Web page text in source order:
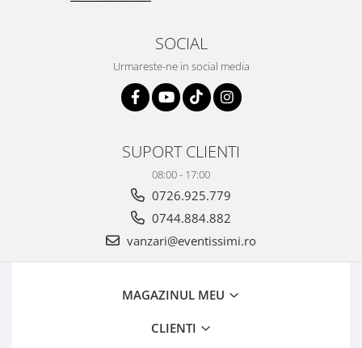
SOCIAL
Urmareste-ne in social media
SUPORT CLIENTI
08:00 - 17:00
0726.925.779
0744.884.882
vanzari@eventissimi.ro
MAGAZINUL MEU
CLIENTI